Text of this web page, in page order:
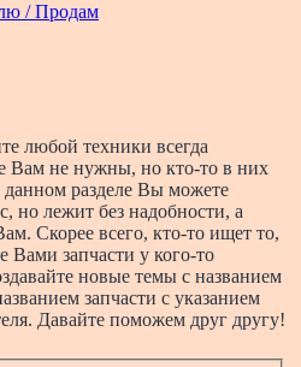
/ Продам
любой техники всегда
Вам не нужны, но кто-то в них
разделе Вы можете
но лежит без надобности, а
Скорее всего, кто-то ищет то,
Вами запчасти у кого-то
новые темы с названием
запчасти с указанием
Давайте поможем друг другу!